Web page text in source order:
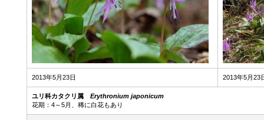
2013年5月23日 2013年5月23
ユリ科カタクリ属 Erythronium japonicum
花期：4～5月、稀に白花もあり